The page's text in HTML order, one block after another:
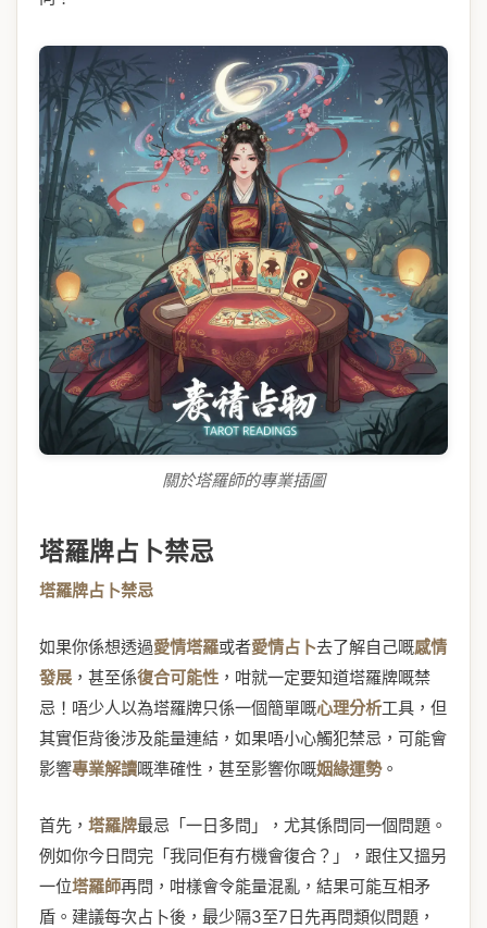
關於塔羅師的專業插圖
塔羅牌占卜禁忌
塔羅牌占卜禁忌
如果你係想透過愛情塔羅或者愛情占卜去了解自己嘅感情
發展 ，甚至係復合可能性 ，咁就一定要知道塔羅牌嘅禁
忌！唔少人以為塔羅牌只係一個簡單嘅心理分析工具，但
其實佢背後涉及能量連結，如果唔小心觸犯禁忌，可能會
影響專業解讀嘅準確性，甚至影響你嘅姻緣運勢。
首先， 塔羅牌最忌「一日多問」，尤其係問同一個問題。
例如你今日問完「我同佢有冇機會復合？」，跟住又搵另
一位塔羅師再問，咁樣會令能量混亂，結果可能互相矛
盾。建議每次占卜後，最少隔3至7日先再問類似問題，